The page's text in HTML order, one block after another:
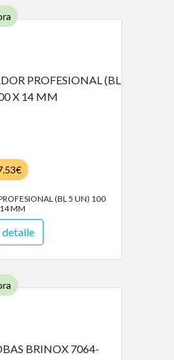
(BL 5 UN) 100
MM
detalle